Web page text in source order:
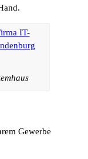
Gewerbe